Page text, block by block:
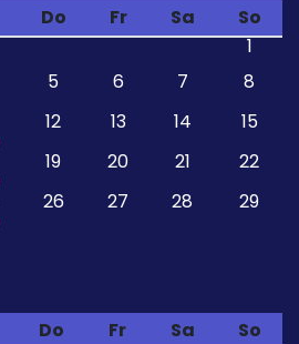
Do Fr Sa
So
1
5 6 7
8
12 13 14
15
19 20 21
22
26 27 28
29
Do Fr Sa
So